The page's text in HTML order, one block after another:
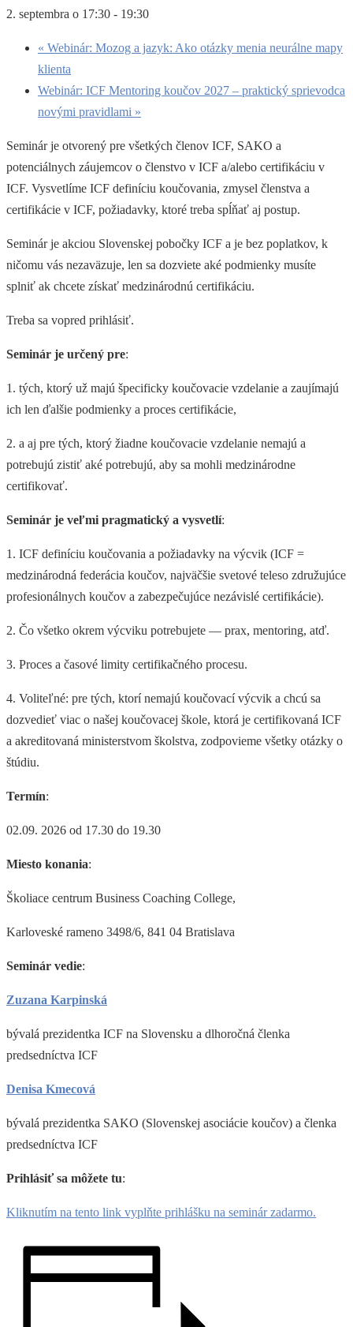
2. septembra o 17:30 - 19:30
« Webinár: Mozog a jazyk: Ako otázky menia neurálne mapy
klienta
Webinár: ICF Mentoring koučov 2027 – praktický sprievodca
novými pravidlami »
Seminár je otvorený pre všetkých členov ICF, SAKO a
potenciálnych záujemcov o členstvo v ICF a/alebo certifikáciu v
ICF. Vysvetlíme ICF definíciu koučovania, zmysel členstva a
certifikácie v ICF, požiadavky, ktoré treba spĺňať aj postup.
Seminár je akciou Slovenskej pobočky ICF a je bez poplatkov, k
ničomu vás nezaväzuje, len sa dozviete aké podmienky musíte
splniť ak chcete získať medzinárodnú certifikáciu.
Treba sa vopred prihlásiť.
Seminár je určený pre:
1. tých, ktorý už majú špecificky koučovacie vzdelanie a zaujímajú
ich len ďalšie podmienky a proces certifikácie,
2. a aj pre tých, ktorý žiadne koučovacie vzdelanie nemajú a
potrebujú zistiť aké potrebujú, aby sa mohli medzinárodne
certifikovať.
Seminár je veľmi pragmatický a vysvetlí:
1. ICF definíciu koučovania a požiadavky na výcvik (ICF =
medzinárodná federácia koučov, najväčšie svetové teleso združujúce
profesionálnych koučov a zabezpečujúce nezávislé certifikácie).
2. Čo všetko okrem výcviku potrebujete — prax, mentoring, atď.
3. Proces a časové limity certifikačného procesu.
4. Voliteľné: pre tých, ktorí nemajú koučovací výcvik a chcú sa
dozvedieť viac o našej koučovacej škole, ktorá je certifikovaná ICF
a akreditovaná ministerstvom školstva, zodpovieme všetky otázky o
štúdiu.
Termín:
02.09. 2026 od 17.30 do 19.30
Miesto konania:
Školiace centrum Business Coaching College,
Karloveské rameno 3498/6, 841 04 Bratislava
Seminár vedie:
Zuzana Karpinská
bývalá prezidentka ICF na Slovensku a dlhoročná členka
predsedníctva ICF
Denisa Kmecová
bývalá prezidentka SAKO (Slovenskej asociácie koučov) a členka
predsedníctva ICF
Prihlásiť sa môžete tu:
Kliknutím na tento link vyplňte prihlášku na seminár zadarmo.